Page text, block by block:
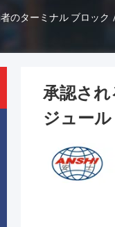
のターミナル ブロック
承認さ
ジュール